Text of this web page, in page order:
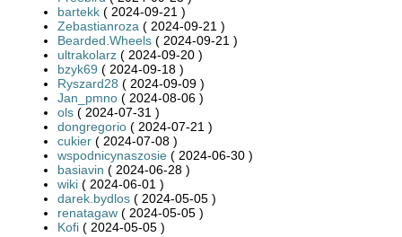
bartekk ( 2024-09-21 )
Zebastianroza ( 2024-09-21 )
Bearded.Wheels ( 2024-09-21 )
ultrakolarz ( 2024-09-20 )
bzyk69 ( 2024-09-18 )
Ryszard28 ( 2024-09-09 )
Jan_pmno ( 2024-08-06 )
ols ( 2024-07-31 )
dongregorio ( 2024-07-21 )
cukier ( 2024-07-08 )
wspodnicynaszosie ( 2024-06-30 )
basiavin ( 2024-06-28 )
wiki ( 2024-06-01 )
darek.bydlos ( 2024-05-05 )
renatagaw ( 2024-05-05 )
Kofi ( 2024-05-05 )